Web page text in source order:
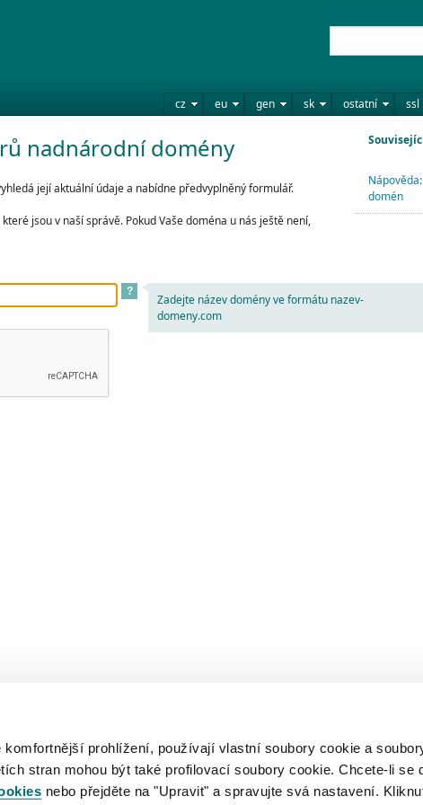
prohlížení, používají vlastní soubory cookie a
stran mohou být také profilovací soubory cookie. Chcete-li se
nebo přejděte na "Upravit" a spravujte svá nastavení.
cz eu gen sk ostatní ssl
domén
nadnárodní domény
její aktuální údaje a nabídne předvyplněný formulář.
jsou v naší správě. Pokud Vaše doména u nás ještě není,
?
Zadejte název domény ve formátu nazev-
domeny.com